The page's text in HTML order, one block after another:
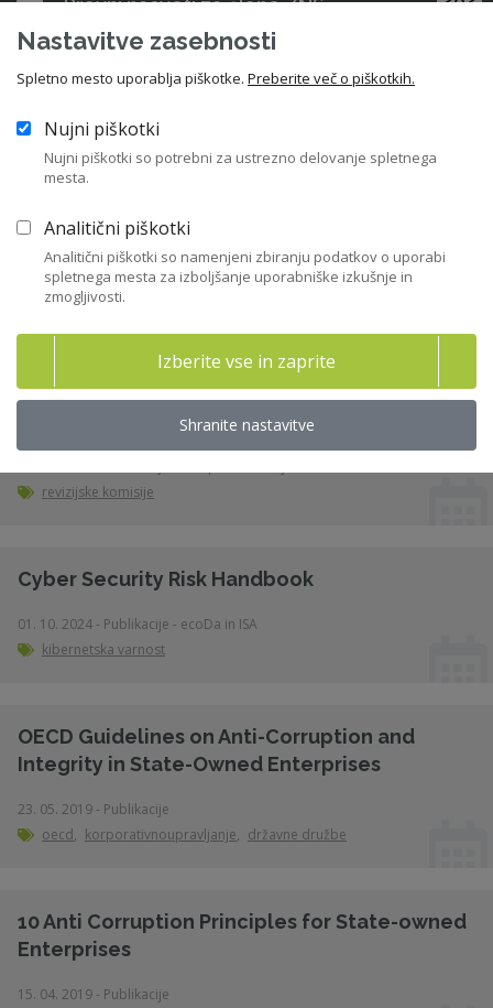
Raziskave in študije
Gradiva
Največkrat prenešene
vsebine
Smernice za nefinančno poročanje
revizijske komisije
Cyber Security Risk Handbook
01. 10. 2024 - Publikacije - ecoDa in ISA
kibernetska varnost
OECD Guidelines on Anti-Corruption and
Integrity in State-Owned Enterprises
23. 05. 2019 - Publikacije
oecd, korporativnoupravljanje, državne družbe
10 Anti Corruption Principles for State-owned
Enterprises
15. 04. 2019 - Publikacije
Nastavitve zasebnosti
Spletno mesto uporablja piškotke. Preberite več o piškotkih.
Nujni piškotki
Nujni piškotki so potrebni za ustrezno delovanje spletnega
mesta.
Analitični piškotki
Analitični piškotki so namenjeni zbiranju podatkov o uporabi
spletnega mesta za izboljšanje uporabniške izkušnje in
zmogljivosti.
Izberite vse in zaprite
Shranite nastavitve